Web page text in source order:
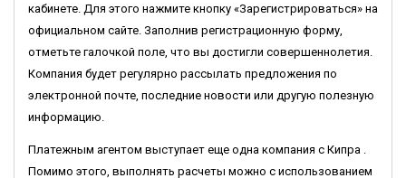
кабинете. Для этого нажмите кнопку «Зарегистрироваться» на
официальном сайте. Заполнив регистрационную форму,
отметьте галочкой поле, что вы достигли совершеннолетия.
Компания будет регулярно рассылать предложения по
электронной почте, последние новости или другую полезную
информацию.
Платежным агентом выступает еще одна компания с Кипра .
Помимо этого, выполнять расчеты можно с использованием